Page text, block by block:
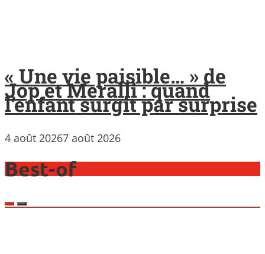
« Une vie paisible… » de
Jop et Meralli : quand
l’enfant surgit par surprise
4 août 20267 août 2026
Best-of